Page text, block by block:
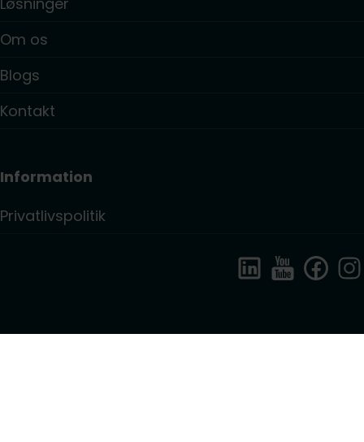
Om os
Blogs
Kontakt
Information
Privatlivspolitik